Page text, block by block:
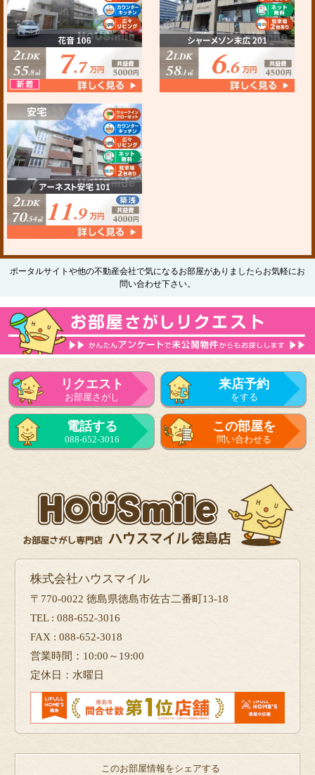
ポータルサイトや他の不動産会社で気になるお部屋がありましたらお気軽にお
問い合わせ下さい。
リクエスト
お部屋さがし
来店予約
をする
電話する
088-652-3016
この部屋を
問い合わせる
株式会社ハウスマイル
〒770-0022 徳島県徳島市佐古二番町13-18
TEL : 088-652-3016
FAX : 088-652-3018
営業時間：10:00～19:00
定休日：水曜日
このお部屋情報をシェアする